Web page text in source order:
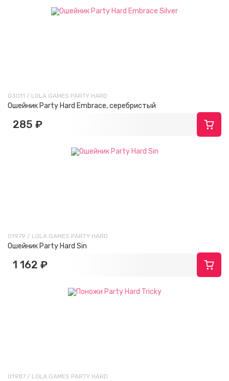
03011 / LOLA GAMES PARTY HARD
Ошейник Party Hard Embrace, серебристый
285 ₽
01979 / LOLA GAMES PARTY HARD
Ошейник Party Hard Sin
1 162 ₽
01987 / LOLA GAMES PARTY HARD